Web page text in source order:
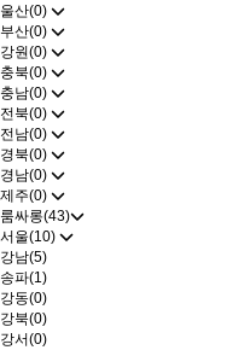
울산(0)
부산(0)
강원(0)
충북(0)
충남(0)
전북(0)
전남(0)
경북(0)
경남(0)
제주(0)
룸싸롱(43)
서울(10)
강남(5)
송파(1)
강동(0)
강북(0)
강서(0)